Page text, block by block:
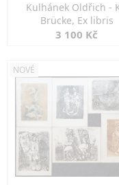
Kulhánek Oldřich -
Brücke, Ex libris
3 100 Kč
NOVÉ